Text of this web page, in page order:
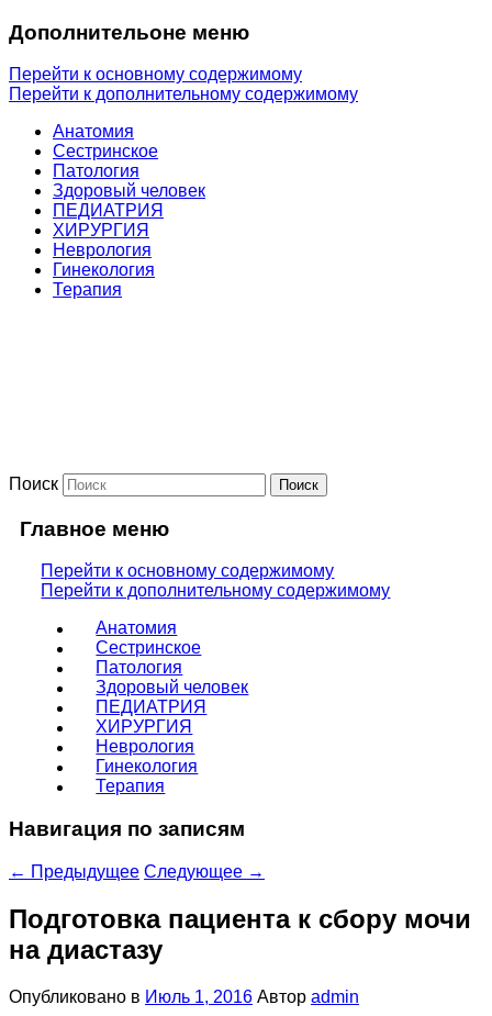
Дополнительоне меню
Перейти к основному содержимому
Перейти к дополнительному содержимому
Анатомия
Сестринское
Патология
Здоровый человек
ПЕДИАТРИЯ
ХИРУРГИЯ
Неврология
Гинекология
Терапия
Поиск
Главное меню
Перейти к основному содержимому
Перейти к дополнительному содержимому
Анатомия
Сестринское
Патология
Здоровый человек
ПЕДИАТРИЯ
ХИРУРГИЯ
Неврология
Гинекология
Терапия
Навигация по записям
← Предыдущее Следующее →
Подготовка пациента к сбору мочи
на диастазу
Опубликовано в Июль 1, 2016 Автор admin